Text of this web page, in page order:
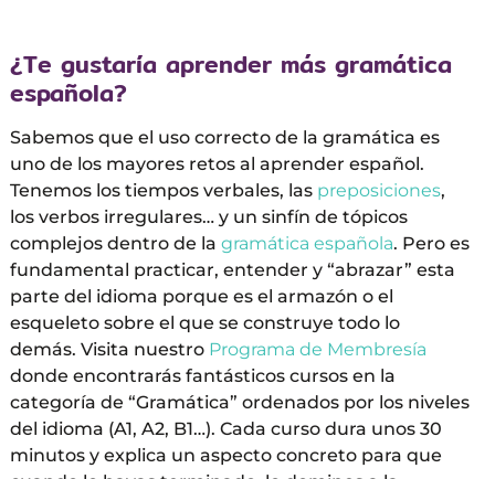
¿Te gustaría aprender más gramática
española?
Sabemos que el uso correcto de la gramática es
uno de los mayores retos al aprender español.
Tenemos los tiempos verbales, las preposiciones,
los verbos irregulares… y un sinfín de tópicos
complejos dentro de la gramática española. Pero es
fundamental practicar, entender y “abrazar” esta
parte del idioma porque es el armazón o el
esqueleto sobre el que se construye todo lo
demás. Visita nuestro Programa de Membresía
donde encontrarás fantásticos cursos en la
categoría de “Gramática” ordenados por los niveles
del idioma (A1, A2, B1…). Cada curso dura unos 30
minutos y explica un aspecto concreto para que